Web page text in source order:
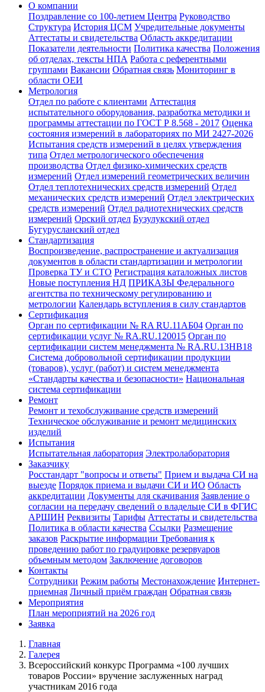
О компании
Поздравление со 100-летием Центра Руководство
Структура История ЦСМ Учредительные документы
Аттестаты и свидетельства Область аккредитации
Показатели деятельности Политика качества Положения
об отделах, тексты НПА Работа с референтными
группами Вакансии Обратная связь Мониторинг в
области ОЕИ
Метрология
Отдел по работе с клиентами Аттестация
испытательного оборудования, разработка методики и
программы аттестации по ГОСТ Р 8.568 - 2017 Оценка
состояния измерений в лабораториях по МИ 2427-2026
Испытания средств измерений в целях утверждения
типа Отдел метрологического обеспечения
производства Отдел физико-химических средств
измерений Отдел измерений геометрических величин
Отдел теплотехнических средств измерений Отдел
механических средств измерений Отдел электрических
средств измерений Отдел радиотехнических средств
измерений Орский отдел Бузулукский отдел
Бугурусланский отдел
Стандартизация
Воспроизведение, распространение и актуализация
документов в области стандартизации и метрологии
Проверка ТУ и СТО Регистрация каталожных листов
Новые поступления НД ПРИКАЗЫ Федерального
агентства по техническому регулированию и
метрологии Календарь вступления в силу стандартов
Сертификация
Орган по сертификации № RA RU.11АБ04 Орган по
сертификации услуг № RA.RU.120015 Орган по
сертификации систем менеджмента № RA.RU.13HB18
Система добровольной сертификации продукции
(товаров), услуг (работ) и систем менеджмента
«Стандарты качества и безопасности» Национальная
система сертификации
Ремонт
Ремонт и техобслуживание средств измерений
Техническое обслуживание и ремонт медицинских
изделий
Испытания
Испытательная лаборатория Электролаборатория
Заказчику
Росстандарт "вопросы и ответы" Прием и выдача СИ на
выезде Порядок приема и выдачи СИ и ИО Область
аккредитации Документы для скачивания Заявление о
согласии на передачу сведений о владельце СИ в ФГИС
АРШИН Реквизиты Тарифы Аттестаты и свидетельства
Политика в области качества Ссылки Размещение
заказов Раскрытие информации Требования к
проведению работ по градуировке резервуаров
объемным методом Заключение договоров
Контакты
Сотрудники Режим работы Местонахождение Интернет-
приемная Личный приём граждан Обратная связь
Мероприятия
План мероприятий на 2026 год
Заявка
Главная
Галерея
Всероссийский конкурс Программа «100 лучших
товаров России» вручение заслуженных наград
участникам 2016 года